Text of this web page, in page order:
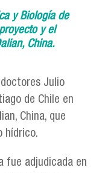
y Biología de
y el
China.
Julio
de Chile en
China, que
hídrico.
fue adjudicada en